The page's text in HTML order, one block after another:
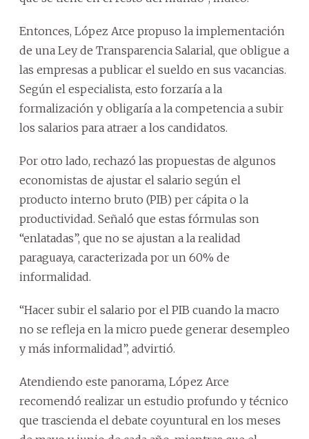
Entonces, López Arce propuso la implementación
de una Ley de Transparencia Salarial, que obligue a
las empresas a publicar el sueldo en sus vacancias.
Según el especialista, esto forzaría a la
formalización y obligaría a la competencia a subir
los salarios para atraer a los candidatos.
Por otro lado, rechazó las propuestas de algunos
economistas de ajustar el salario según el
producto interno bruto (PIB) per cápita o la
productividad. Señaló que estas fórmulas son
“enlatadas”, que no se ajustan a la realidad
paraguaya, caracterizada por un 60% de
informalidad.
“Hacer subir el salario por el PIB cuando la macro
no se refleja en la micro puede generar desempleo
y más informalidad”, advirtió.
Atendiendo este panorama, López Arce
recomendó realizar un estudio profundo y técnico
que trascienda el debate coyuntural en los meses